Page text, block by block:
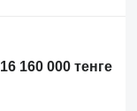
16 160 000 тенге